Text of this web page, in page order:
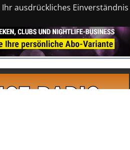
ausdrückliches